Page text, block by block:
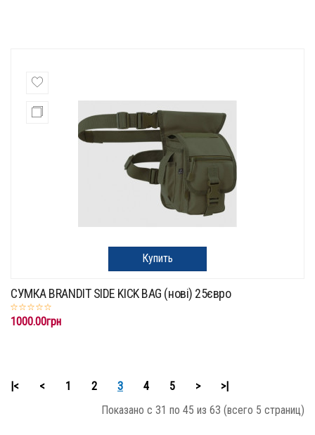
Купить
СУМКА BRANDIT SIDE KICK BAG (нові) 25євро
1000.00грн
|< < 1 2 3 4 5 >
>|
Показано с 31 по 45 из 63 (всего 5 страниц)